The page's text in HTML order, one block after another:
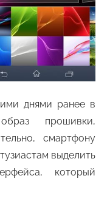
днями ранее в
прошивки,
смартфону
выделить
который